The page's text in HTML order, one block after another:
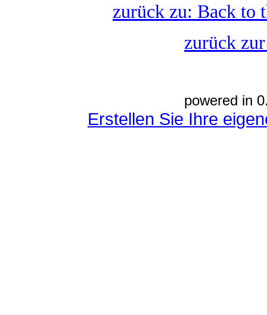
zurück zu: Back to
zurück
powered in
Erstellen Sie Ihre